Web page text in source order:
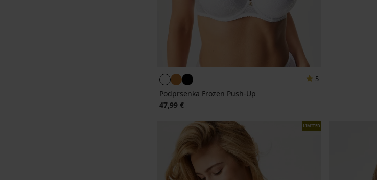
5
Podprsenka Frozen Push-Up
47,99 €
LIMITED